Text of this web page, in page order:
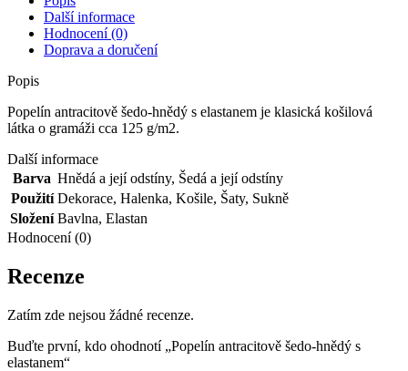
Další informace
Hodnocení (0)
Doprava a doručení
Popis
Popelín antracitově šedo-hnědý s elastanem je klasická košilová
látka o gramáži cca 125 g/m2.
Další informace
Barva Hnědá a její odstíny, Šedá a její odstíny
Použití Dekorace, Halenka, Košile, Šaty, Sukně
Složení Bavlna, Elastan
Hodnocení (0)
Recenze
Zatím zde nejsou žádné recenze.
Buďte první, kdo ohodnotí „Popelín antracitově šedo-hnědý s
elastanem“